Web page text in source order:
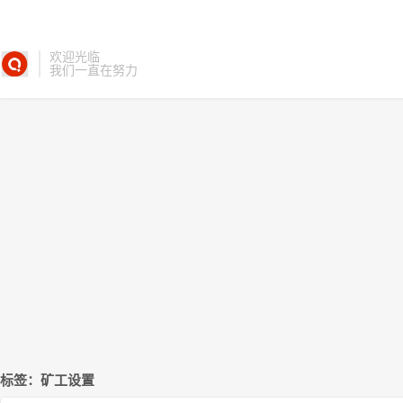
欢迎光临
我们一直在努力
标签：矿工设置